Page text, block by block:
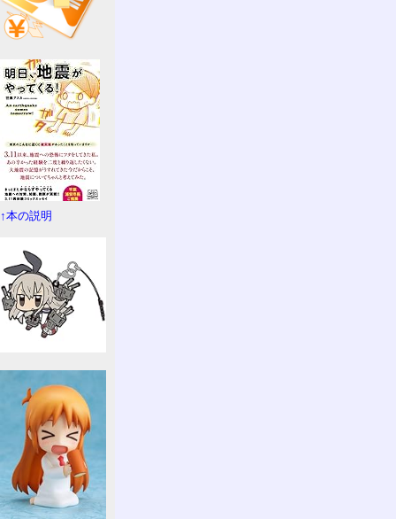
↑本の説明